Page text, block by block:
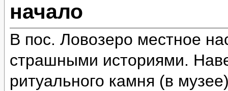
начало
В пос. Ловозеро местное
страшными историями.
ритуального камня (в